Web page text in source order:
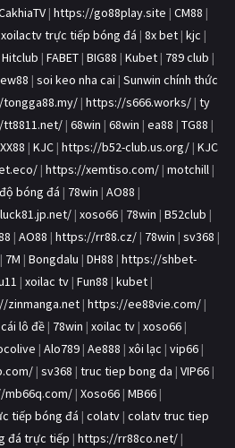
| https://go88play.site | CM88 |
xoilactv trực tiếp bóng đá | 8x bet | kjc |
Hitclub | FABET | BIG88 | Kubet | 789 club |
| soi keo nha cai | Sunwin chính thức
| https://s666.works/ | ty
| 68win | 68win | ea88 | TG88 |
XX88 | KJC | https://b52-club.us.org/ | KJC
| https://xemtiso.com/ | motchill |
bóng đá | 78win | AO88 |
| xoso66 | 78win | B52club |
| AO88 | https://rr88.cz/ | 78win | sv368 |
| 7M | Bongdalu | DH88 | https://shbet-
| xoilac tv | Fun88 | kubet |
zinmanga.net | https://ee88vie.com/ |
lô đề | 78win | xoilac tv | xoso66 |
| Alo789 | Ae888 | xôi lạc | vip66 |
| sv368 | truc tiep bong da | VIP66 |
| Xoso66 | MB66 |
tiếp bóng đá | colatv | colatv truc tiep
đá trực tiếp | https://rr88co.net/ |